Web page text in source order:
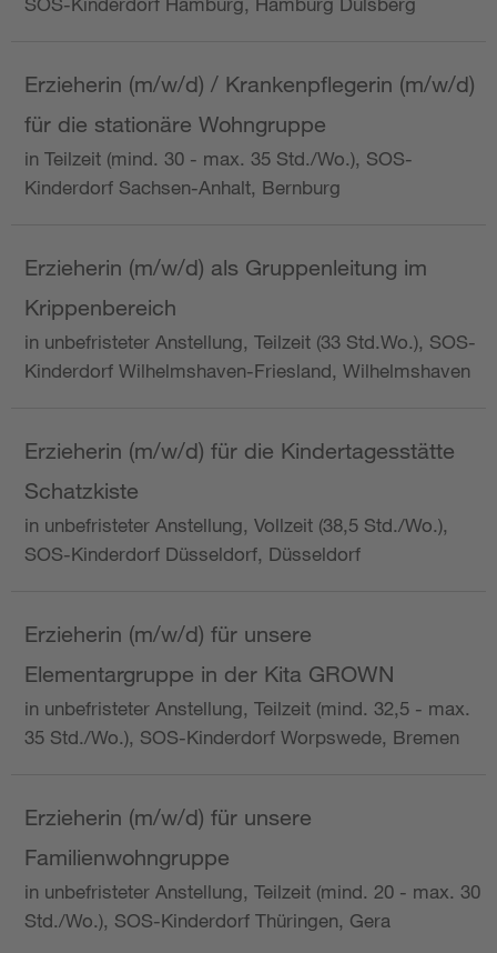
Erzieherin (m/w/d) / Krankenpflegerin (m/w/d)
für die stationäre Wohngruppe
in Teilzeit (mind. 30 - max. 35 Std./Wo.), SOS-
Kinderdorf Sachsen-Anhalt, Bernburg
Erzieherin (m/w/d) als Gruppenleitung im
Krippenbereich
in unbefristeter Anstellung, Teilzeit (33 Std.Wo.), SOS-
Kinderdorf Wilhelmshaven-Friesland, Wilhelmshaven
Erzieherin (m/w/d) für die Kindertagesstätte
Schatzkiste
in unbefristeter Anstellung, Vollzeit (38,5 Std./Wo.),
SOS-Kinderdorf Düsseldorf, Düsseldorf
Erzieherin (m/w/d) für unsere
Elementargruppe in der Kita GROWN
in unbefristeter Anstellung, Teilzeit (mind. 32,5 - max.
35 Std./Wo.), SOS-Kinderdorf Worpswede, Bremen
Erzieherin (m/w/d) für unsere
Familienwohngruppe
in unbefristeter Anstellung, Teilzeit (mind. 20 - max. 30
Std./Wo.), SOS-Kinderdorf Thüringen, Gera